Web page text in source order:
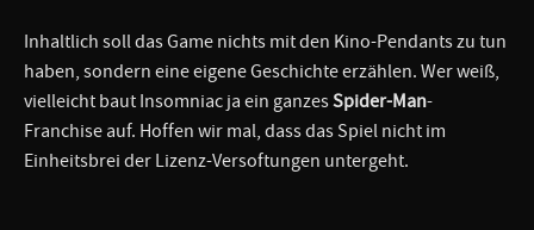
Inhaltlich soll das Game nichts mit den Kino-Pendants zu tun
haben, sondern eine eigene Geschichte erzählen. Wer weiß,
vielleicht baut Insomniac ja ein ganzesSpider-Man-
Franchise auf. Hoffen wir mal, dass das Spiel nicht im
Einheitsbrei der Lizenz-Versoftungen untergeht.